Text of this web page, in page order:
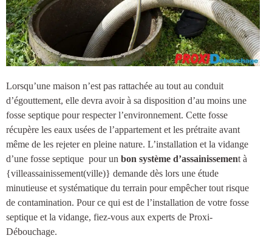
Lorsqu’une maison n’est pas rattachée au tout au conduit
d’égouttement, elle devra avoir à sa disposition d’au moins une
fosse septique pour respecter l’environnement. Cette fosse
récupère les eaux usées de l’appartement et les prétraite avant
même de les rejeter en pleine nature. L’installation et la vidange
d’une fosse septique pour un bon système d’assainissement à
{villeassainissement(ville)} demande dès lors une étude
minutieuse et systématique du terrain pour empêcher tout risque
de contamination. Pour ce qui est de l’installation de votre fosse
septique et la vidange, fiez-vous aux experts de Proxi-
Débouchage.